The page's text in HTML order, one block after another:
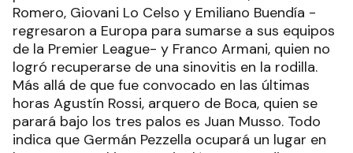
Romero, Giovani Lo Celso y Emiliano Buendía -
regresaron a Europa para sumarse a sus equipos
de la Premier League- y Franco Armani, quien no
logró recuperarse de una sinovitis en la rodilla.
Más allá de que fue convocado en las últimas
horas Agustín Rossi, arquero de Boca, quien se
parará bajo los tres palos es Juan Musso. Todo
indica que Germán Pezzella ocupará un lugar en